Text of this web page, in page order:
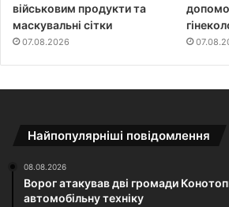
військовим продукти та
маскувальні сітки
07.08.2026
Найпопулярніші повідомлення
08.08.2026
Ворог атакував дві громади
автомобільну техніку